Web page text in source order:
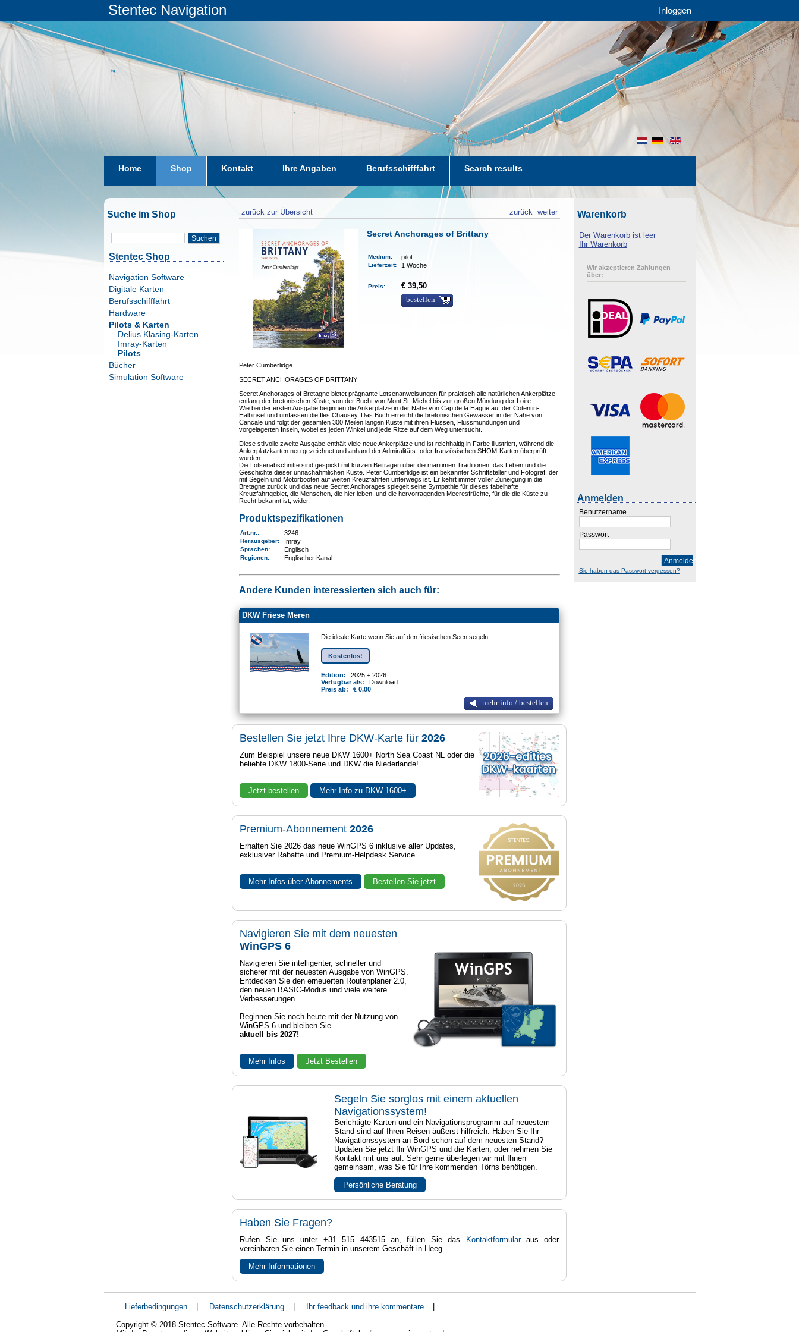
Stentec Navigation Inloggen
en
de
nl
Home Shop Kontakt Ihre Angaben Berufsschifffahrt Search results
Suche im Shop
Suchen
Stentec Shop
Navigation Software
Digitale Karten
Berufsschifffahrt
Hardware
Pilots & Karten
Delius Klasing-Karten
Imray-Karten
Pilots
Bücher
Simulation Software
zurück zur Übersicht weiter
zurück
Secret Anchorages of Brittany
Medium: pilot
Lieferzeit: 1 Woche
Preis:
€ 39,50
bestellen
Peter Cumberlidge
SECRET ANCHORAGES OF BRITTANY
Secret Anchorages of Bretagne bietet prägnante Lotsenanweisungen für praktisch alle natürlichen Ankerplätze
entlang der bretonischen Küste, von der Bucht von Mont St. Michel bis zur großen Mündung der Loire.
Wie bei der ersten Ausgabe beginnen die Ankerplätze in der Nähe von Cap de la Hague auf der Cotentin-
Halbinsel und umfassen die Iles Chausey. Das Buch erreicht die bretonischen Gewässer in der Nähe von
Cancale und folgt der gesamten 300 Meilen langen Küste mit ihren Flüssen, Flussmündungen und
vorgelagerten Inseln, wobei es jeden Winkel und jede Ritze auf dem Weg untersucht.
Diese stilvolle zweite Ausgabe enthält viele neue Ankerplätze und ist reichhaltig in Farbe illustriert, während die
Ankerplatzkarten neu gezeichnet und anhand der Admiralitäts- oder französischen SHOM-Karten überprüft
wurden.
Die Lotsenabschnitte sind gespickt mit kurzen Beiträgen über die maritimen Traditionen, das Leben und die
Geschichte dieser unnachahmlichen Küste. Peter Cumberlidge ist ein bekannter Schriftsteller und Fotograf, der
mit Segeln und Motorbooten auf weiten Kreuzfahrten unterwegs ist. Er kehrt immer voller Zuneigung in die
Bretagne zurück und das neue Secret Anchorages spiegelt seine Sympathie für dieses fabelhafte
Kreuzfahrtgebiet, die Menschen, die hier leben, und die hervorragenden Meeresfrüchte, für die die Küste zu
Recht bekannt ist, wider.
Produktspezifikationen
Art.nr. : 3246
Herausgeber: Imray
Sprachen: Englisch
Regionen: Englischer Kanal
Andere Kunden interessierten sich auch für:
DKW Friese Meren
Die ideale Karte wenn Sie auf den friesischen Seen segeln.
Kostenlos!
Edition:
2025 + 2026
Verfügbar als:
Download
Preis ab:
€ 0,00
mehr info / bestellen
Bestellen Sie jetzt Ihre DKW-Karte für2026
Zum Beispiel unsere neue DKW 1600+ North Sea Coast NL oder die
beliebte DKW 1800-Serie und DKW die Niederlande!
Jetzt bestellen Mehr Info zu DKW 1600+
Premium-Abonnement2026
Erhalten Sie 2026 das neue WinGPS 6 inklusive aller Updates,
exklusiver Rabatte und Premium-Helpdesk Service.
Mehr Infos über Abonnements Bestellen Sie jetzt
Navigieren Sie mit dem neuesten
WinGPS 6
Navigieren Sie intelligenter, schneller und
sicherer mit der neuesten Ausgabe von WinGPS.
Entdecken Sie den erneuerten Routenplaner 2.0,
den neuen BASIC-Modus und viele weitere
Verbesserungen.
Beginnen Sie noch heute mit der Nutzung von
WinGPS 6 und bleiben Sie
aktuell bis 2027!
Mehr Infos Jetzt Bestellen
Segeln Sie sorglos mit einem aktuellen
Navigationssystem!
Berichtigte Karten und ein Navigationsprogramm auf neuestem
Stand sind auf Ihren Reisen äußerst hilfreich. Haben Sie Ihr
Navigationssystem an Bord schon auf dem neuesten Stand?
Updaten Sie jetzt Ihr WinGPS und die Karten, oder nehmen Sie
Kontakt mit uns auf. Sehr gerne überlegen wir mit Ihnen
gemeinsam, was Sie für Ihre kommenden Törns benötigen.
Persönliche Beratung
Haben Sie Fragen?
Rufen Sie uns unter +31 515 443515 an, füllen Sie das Kontaktformularaus oder
vereinbaren Sie einen Termin in unserem Geschäft in Heeg.
Mehr Informationen
Warenkorb
Der Warenkorb ist leer
Ihr Warenkorb
Wir akzeptieren Zahlungen
über:
Anmelden
Benutzername
Passwort
Anmelden
Sie haben das Passwort vergessen?
Lieferbedingungen | Datenschutzerklärung | Ihr feedback und ihre kommentare
|
Copyright © 2018 Stentec Software. Alle Rechte vorbehalten.